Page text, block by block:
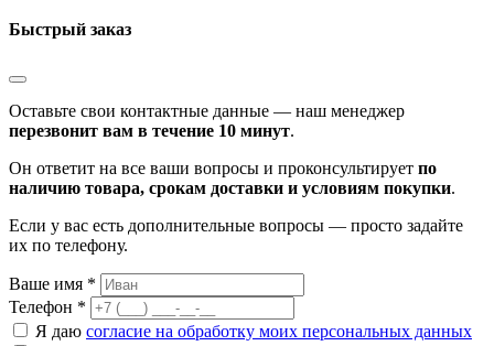
Быстрый заказ
Оставьте свои контактные данные — наш менеджер
перезвонит вам в течение 10 минут.
Он ответит на все ваши вопросы и проконсультирует по
наличию товара, срокам доставки и условиям покупки.
Если у вас есть дополнительные вопросы — просто задайте
их по телефону.
Ваше имя *
Телефон *
Я даю согласие на обработку моих персональных данных